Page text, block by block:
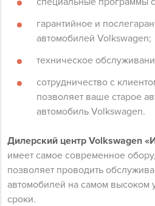
гарантийное и
автомобилей Volkswagen;
техническое
сотрудничество с
позволяет ваше старое
автомобиль Volkswagen.
Дилерский центр Volkswagen
имеет самое современное
позволяет проводить
автомобилей на самом высоком
сроки.